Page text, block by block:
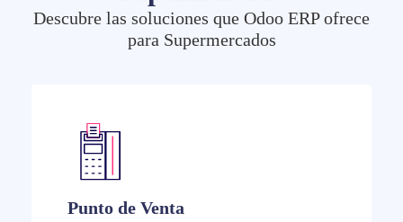
Descubre las soluciones que Odoo ERP ofrece
para Supermercados
Punto de Venta